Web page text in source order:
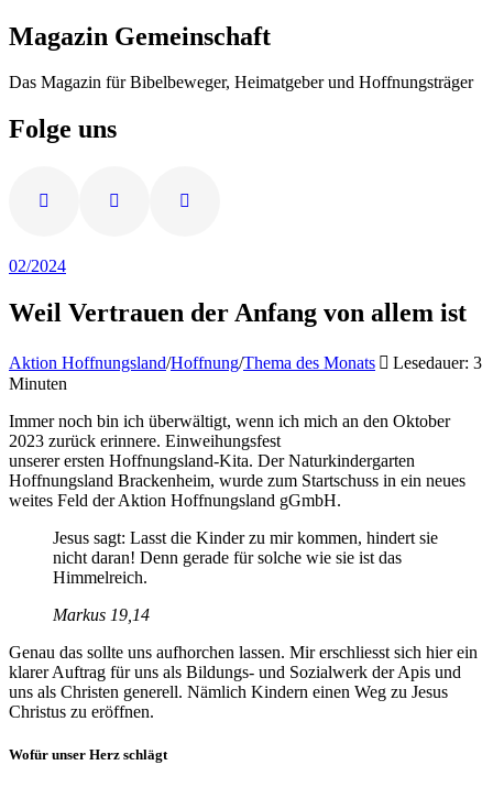
Magazin Gemeinschaft
Das Magazin für Bibelbeweger, Heimatgeber und Hoffnungsträger
Folge uns
02/2024
Weil Vertrauen der Anfang von allem ist
Aktion Hoffnungsland/Hoffnung/Thema des Monats
Lesedauer: 3
Minuten
Immer noch bin ich überwältigt, wenn ich mich an den Oktober
2023 zurück erinnere. Einweihungsfest
unserer ersten Hoffnungsland-Kita. Der Naturkindergarten
Hoffnungsland Brackenheim, wurde zum Startschuss in ein neues
weites Feld der Aktion Hoffnungsland gGmbH.
Jesus sagt: Lasst die Kinder zu mir kommen, hindert sie
nicht daran! Denn gerade für solche wie sie ist das
Himmelreich.
Markus 19,14
Genau das sollte uns aufhorchen lassen. Mir erschliesst sich hier ein
klarer Auftrag für uns als Bildungs- und Sozialwerk der Apis und
uns als Christen generell. Nämlich Kindern einen Weg zu Jesus
Christus zu eröffnen.
Wofür unser Herz schlägt